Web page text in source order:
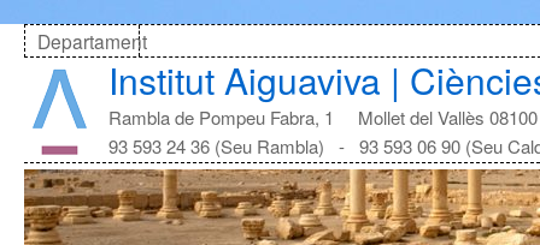
Departament
Institut Aiguaviva |
Rambla de Pompeu Fabra, 1 Mollet del Vallès 08100
93 593 24 36 (Seu Rambla) - 93 593 06 90 (Seu